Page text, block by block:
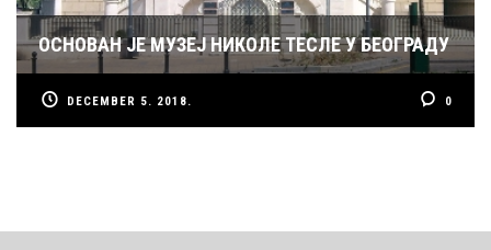
ОСНОВАН ЈЕ МУЗЕЈ НИКОЛЕ ТЕСЛЕ У БЕОГРАДУ
DECEMBER 5. 2018. 0